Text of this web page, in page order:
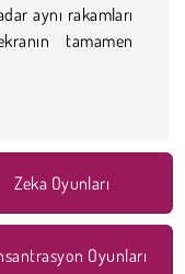
aynı rakamları
tamamen
Zeka Oyunları
Oyunları